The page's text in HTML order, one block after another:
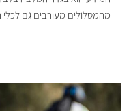
מהמסלולים מעורבים גם לכלי
לולאות שניה ושלישית -
נקודת התחלה וסיום: פארק